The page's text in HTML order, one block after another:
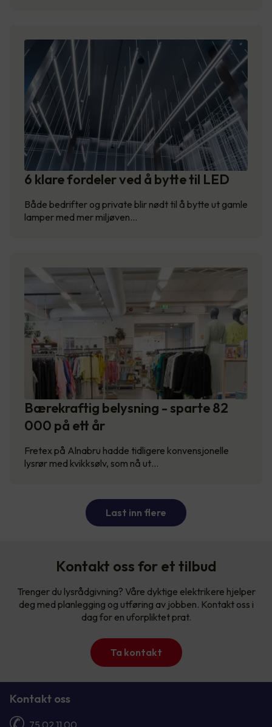
6 klare fordeler ved å bytte til LED
Både bedrifter og private blir nødt til å bytte ut gamle
lamper med mer miljøven…
Bærekraftig belysning - sparte 82
000 på ett år
Fretex på Alnabru hadde tidligere konvensjonelle
lysrør med kvikksølv, som nå ut…
Last inn flere
Kontakt oss for et tilbud
Trenger du lysrådgivning? Våre dyktige elektrikere hjelper
deg med planlegging og utføring av jobben. Kontakt oss i
dag for en uforpliktet prat.
Ta kontakt
Kontakt oss
75 02 11 00